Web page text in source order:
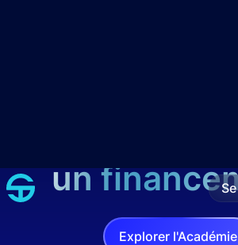
un
Explorer l'Académie